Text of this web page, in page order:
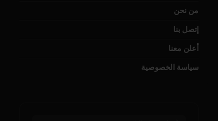
من نحن
إتصل بنا
أعلن معنا
سياسة الخصوصية